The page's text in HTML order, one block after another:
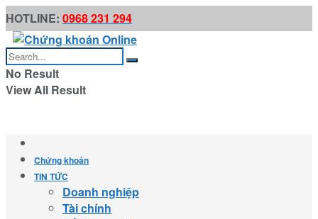
HOTLINE: 0968 231 294
No Result
View All Result
Chứng khoán
TIN TỨC
Doanh nghiệp
Tài chính